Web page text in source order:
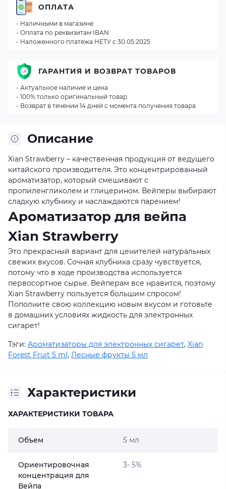
Описание
Xian Strawberry – качественная продукция от ведущего
китайского производителя. Это концентрированный
ароматизатор, который смешивают с
пропиленгликолем и глицерином. Вейперы выбирают
сладкую клубнику и наслаждаются парением!
Ароматизатор для вейпа
Xian Strawberry
Это прекрасный вариант для ценителей натуральных
свежих вкусов. Сочная клубника сразу чувствуется,
потому что в ходе производства используется
первосортное сырье. Вейперам все нравится, поэтому
Xian Strawberry пользуется большим спросом!
Пополните свою коллекцию новым вкусом и готовьте
в домашних условиях жидкость для электронных
сигарет!
Тэги: Ароматизаторы для электронных сигарет, Xian
Forest Fruit 5 ml, Лесные фрукты 5 мл
Характеристики
ХАРАКТЕРИСТИКИ ТОВАРА
Объем 5 мл
Ориентировочная
концентрация для
Вейпа
3- 5%
ОПЛАТА
- Наличными в магазине
- Оплата по реквизитам IBAN
- Наложенного платежа НЕТУ с 30.05.2025
ГАРАНТИЯ И ВОЗВРАТ ТОВАРОВ
- Актуальное наличие и цена
- 100% только оригинальный товар
- Возврат в течении 14 дней с момента получения товара